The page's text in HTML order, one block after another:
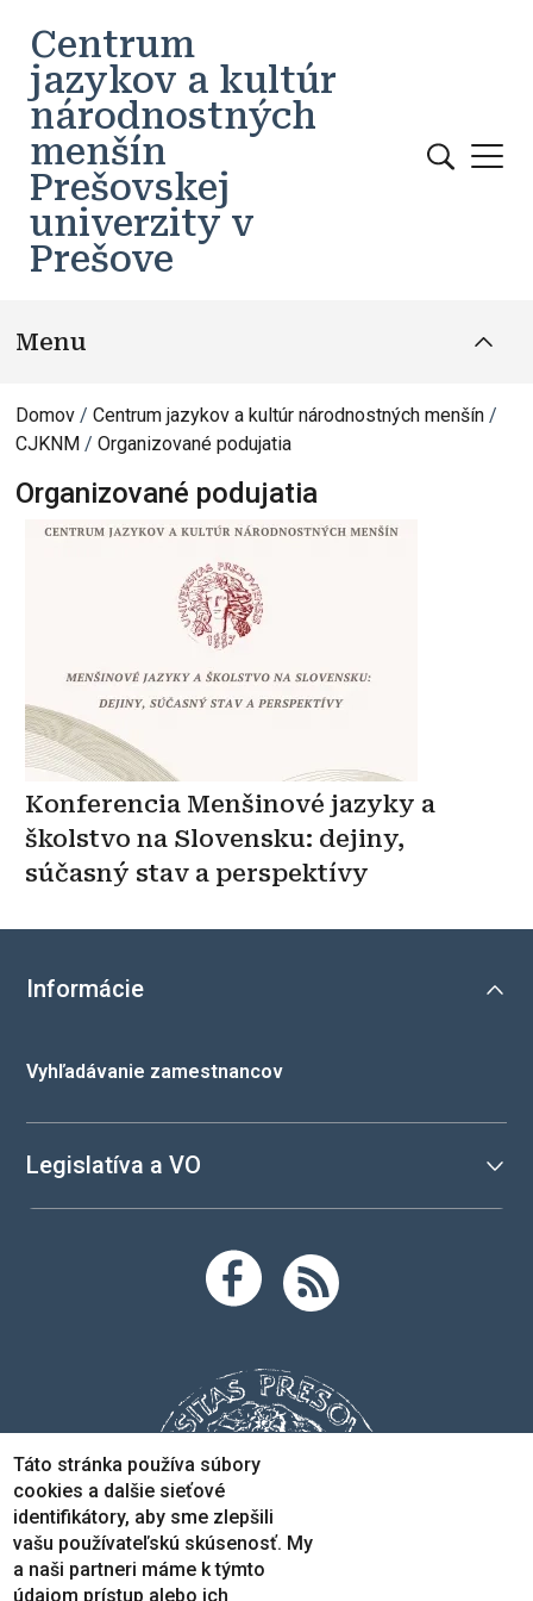
Centrum
jazykov a kultúr
národnostných
menšín
Prešovskej
univerzity v
Prešove
Menu
Domov
Centrum jazykov a kultúr národnostných menšín
CJKNM
Organizované podujatia
Organizované podujatia
Konferencia Menšinové jazyky a
školstvo na Slovensku: dejiny,
súčasný stav a perspektívy
Informácie
Vyhľadávanie zamestnancov
Legislatíva a VO
Táto stránka používa súbory
cookies a dalšie sieťové
identifikátory, aby sme zlepšili
vašu používateľskú skúsenosť. My
a naši partneri máme k týmto
údajom prístup alebo ich